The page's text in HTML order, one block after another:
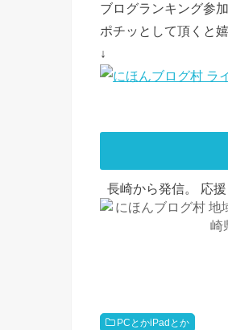
ブログランキング参
ポチッとして頂くと嬉
↓
長崎から発信。 応
PCとかiPadとか